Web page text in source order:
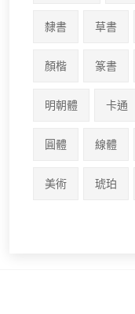
隸書 草書
顏楷 篆書
明朝體 卡通
圓體 線體
美術 琥珀